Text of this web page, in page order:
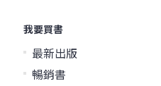
我要買書
最新出版
暢銷書